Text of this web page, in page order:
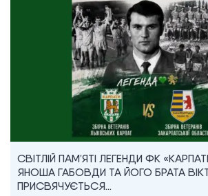
СВІТЛІЙ ПАМ’ЯТІ ЛЕГЕНДИ ФК
ЯНОША ГАБОВДИ ТА ЙОГО БРАТА
ПРИСВЯЧУЄТЬСЯ…